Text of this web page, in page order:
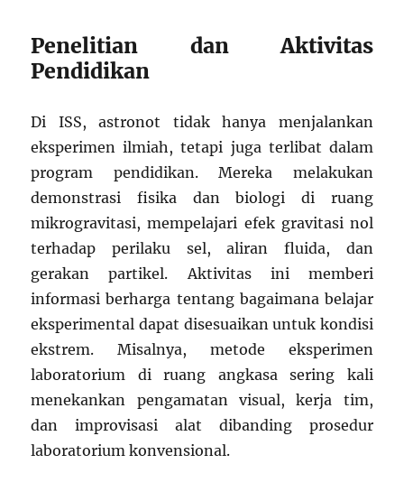
Penelitian dan Aktivitas
Pendidikan
Di ISS, astronot tidak hanya menjalankan
eksperimen ilmiah, tetapi juga terlibat dalam
program pendidikan. Mereka melakukan
demonstrasi fisika dan biologi di ruang
mikrogravitasi, mempelajari efek gravitasi nol
terhadap perilaku sel, aliran fluida, dan
gerakan partikel. Aktivitas ini memberi
informasi berharga tentang bagaimana belajar
eksperimental dapat disesuaikan untuk kondisi
ekstrem. Misalnya, metode eksperimen
laboratorium di ruang angkasa sering kali
menekankan pengamatan visual, kerja tim,
dan improvisasi alat dibanding prosedur
laboratorium konvensional.